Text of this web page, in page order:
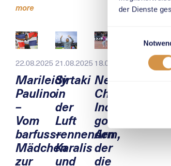
der Dienste
Einwilligungsauswahl
more
22.08.2025
Marileidy
Paulino
–
Vom
barfussrennenden
Mädchen
zur
21.08.2025
Sirtaki
in
der
Luft
–
Karalis
und
18.08.2025
Neeraj
Chopra:
Indiens
goldener
Arm,
der
die